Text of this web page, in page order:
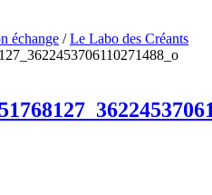
échange / Le Labo des Créants